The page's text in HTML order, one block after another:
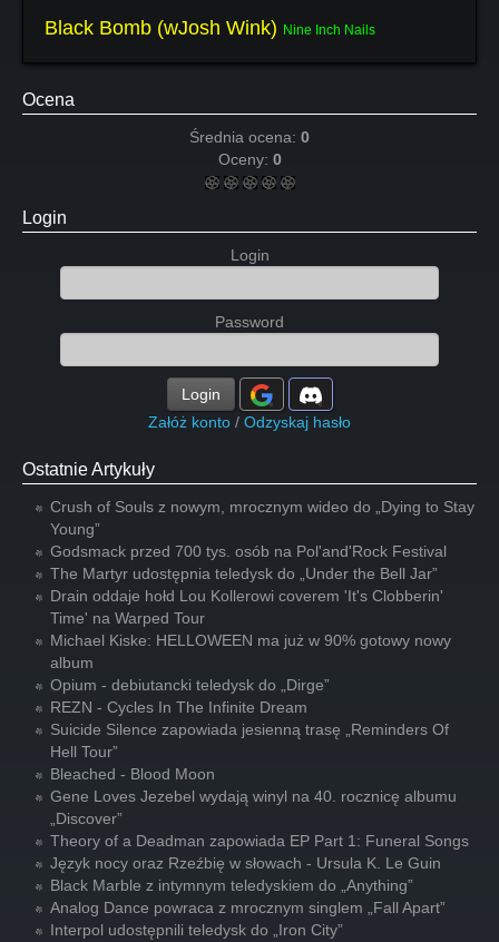
Black Bomb (wJosh Wink) Nine Inch Nails
Ocena
Średnia ocena: 0
Oceny: 0
Login
Login
Password
Login
Załóż konto / Odzyskaj hasło
Ostatnie Artykuły
Crush of Souls z nowym, mrocznym wideo do „Dying to Stay
Young”
Godsmack przed 700 tys. osób na Pol'and'Rock Festival
The Martyr udostępnia teledysk do „Under the Bell Jar”
Drain oddaje hołd Lou Kollerowi coverem 'It's Clobberin'
Time' na Warped Tour
Michael Kiske: HELLOWEEN ma już w 90% gotowy nowy
album
Opium - debiutancki teledysk do „Dirge”
REZN - Cycles In The Infinite Dream
Suicide Silence zapowiada jesienną trasę „Reminders Of
Hell Tour”
Bleached - Blood Moon
Gene Loves Jezebel wydają winyl na 40. rocznicę albumu
„Discover”
Theory of a Deadman zapowiada EP Part 1: Funeral Songs
Język nocy oraz Rzeźbię w słowach - Ursula K. Le Guin
Black Marble z intymnym teledyskiem do „Anything”
Analog Dance powraca z mrocznym singlem „Fall Apart”
Interpol udostępnili teledysk do „Iron City”